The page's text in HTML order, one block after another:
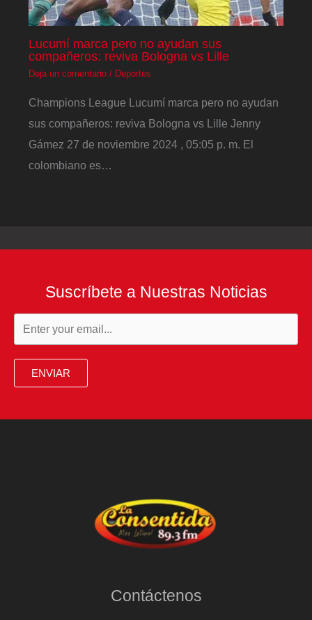
Lucumí marca pero no ayudan sus
compañeros: reviva Bologna vs Lille
Deja un comentario / Deportes
Champions League Lucumí marca pero no ayudan
sus compañeros: reviva Bologna vs Lille Jenny
Gámez 27 de noviembre 2024 , 05:05 p. m. El
colombiano es…
Suscríbete a Nuestras Noticias
ENVIAR
Contáctenos